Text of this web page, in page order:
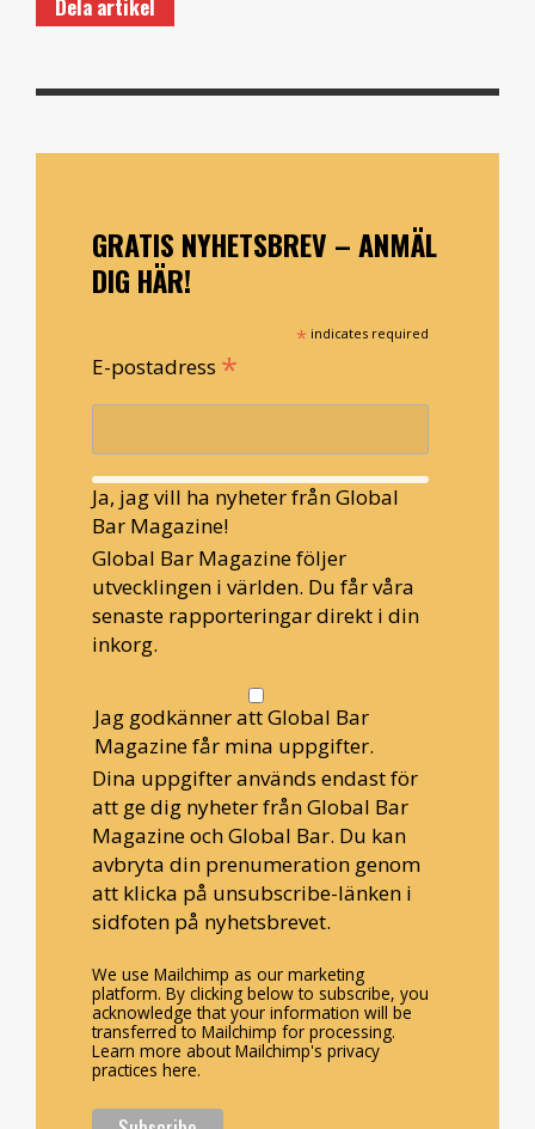
Dela artikel
GRATIS NYHETSBREV – ANMÄL
DIG HÄR!
* indicates required
E-postadress *
Ja, jag vill ha nyheter från Global
Bar Magazine!
Global Bar Magazine följer
utvecklingen i världen. Du får våra
senaste rapporteringar direkt i din
inkorg.
Jag godkänner att Global Bar
Magazine får mina uppgifter.
Dina uppgifter används endast för
att ge dig nyheter från Global Bar
Magazine och Global Bar. Du kan
avbryta din prenumeration genom
att klicka på unsubscribe-länken i
sidfoten på nyhetsbrevet.
We use Mailchimp as our marketing
platform. By clicking below to subscribe, you
acknowledge that your information will be
transferred to Mailchimp for processing.
Learn more about Mailchimp's privacy
practices here.